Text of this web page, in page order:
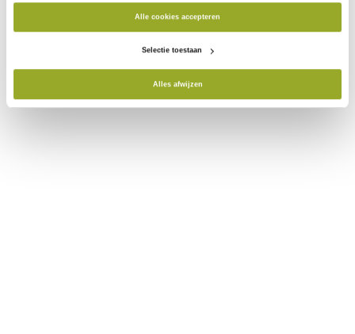
Alle cookies accepteren
Selectie toestaan
Alles afwijzen
Waarvoor dient de Medi-Card®?
Pagina 1